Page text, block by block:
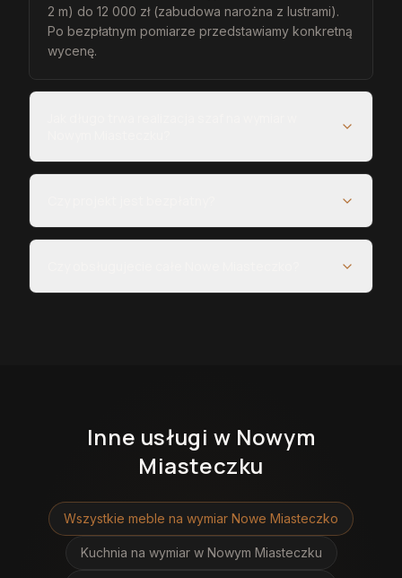
2 m) do 12 000 zł (zabudowa narożna z lustrami).
Po bezpłatnym pomiarze przedstawiamy konkretną
wycenę.
Inne usługi w Nowym
Miasteczku
Wszystkie meble na wymiar Nowe Miasteczko
Kuchnia na wymiar w Nowym Miasteczku